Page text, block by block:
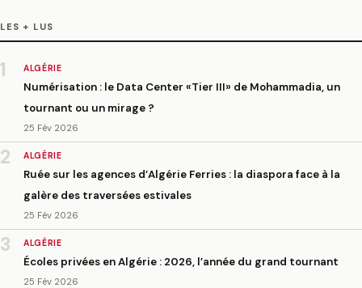
LES + LUS
1 ALGÉRIE
Numérisation : le Data Center «Tier III» de Mohammadia, un
tournant ou un mirage ?
25 Fév 2026
2 ALGÉRIE
Ruée sur les agences d’Algérie Ferries : la diaspora face à la
galère des traversées estivales
25 Fév 2026
3 ALGÉRIE
Écoles privées en Algérie : 2026, l’année du grand tournant
25 Fév 2026